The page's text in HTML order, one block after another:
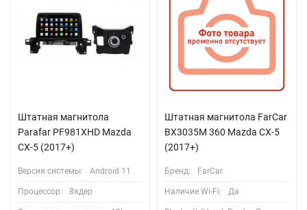
Штатная магнитола
Parafar PF981XHD Mazda
CX-5 (2017+)
Версия системы: Android 11
Процессор: 8ядер
Штатная магнитола FarCar
BX3035M 360 Mazda CX-5
(2017+)
Бренд: FarCar
Наличие Wi-Fi: Да